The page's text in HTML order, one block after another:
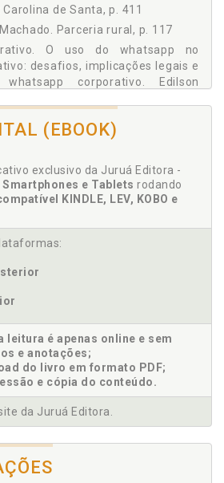
Paulo Dias da Silva, p. 343
E LEI GERAL DE PROTEÇÃO DE
NO CONTRATO DE TRABALHO /
p. 363
DE EXISTIR E CARACTERÍSTICAS
Paula Machado / Beatriz Carolina de
NA RESCISÃO DO CONTRATO DE
de Castro, p. 393
NO BRASIL / Lara Caxico,
NO AMBIENTE CORPORATIVO:
LEGAIS E A SOLUÇÃO DO
SINDICAL BRASILEIRO / Alberto de
Carolina de Santa, p. 411
de Santa, p. 411
Parceria rural, p. 117
O uso do whatsapp no
desafios, implicações legais e
corporativo. Edilson
Relações humanizadas no
Maria Isabel Puntel, p. 13
Benefícios previdenciários,
do menor, aprendiz e PCD. Lígia
p. 281
Luan Lopes Jarreta, p. 219
digitais trabalhistas.
Santa. FGTS - Razões de existir e
principais. Alberto de Paula
de Santa, p. 381
Alberto de Paula
de Santa, p. 411
(EBOOK)
exclusivo da Juruá Editora -
Smartphones e Tablets rodando
KINDLE, LEV, KOBO e
leitura é apenas online e sem
e anotações;
do livro em formato PDF;
e cópia do conteúdo.
da Juruá Editora.